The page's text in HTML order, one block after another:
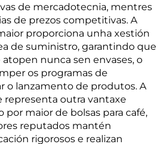
de mercadotecnia, mentres
de prezos competitivas. A
proporciona unha xestión
de suministro, garantindo que
atopen nunca sen envases, o
os programas de
o lanzamento de produtos. A
representa outra vantaxe
por maior de bolsas para café,
reputados mantén
rigorosos e realizan